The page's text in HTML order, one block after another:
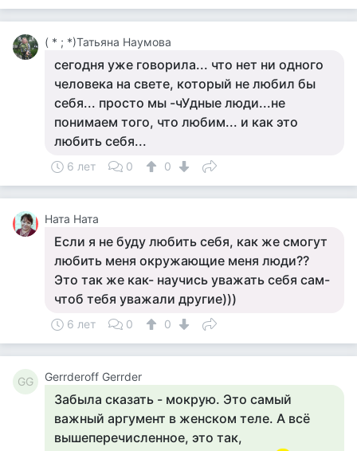
( * ; *)Татьяна Наумова
сегодня уже говорила... что нет ни одного
человека на свете, который не любил бы
себя... просто мы -чУдные люди...не
понимаем того, что любим... и как это
любить себя...
6 лет 0 0
Ната Ната
Если я не буду любить себя, как же смогут
любить меня окружающие меня люди??
Это так же как- научись уважать себя сам-
чтоб тебя уважали другие)))
6 лет 0 0
GG Gerrderoff Gerrder
Забыла сказать - мокрую. Это самый
важный аргумент в женском теле. А всё
вышеперечисленное, это так,